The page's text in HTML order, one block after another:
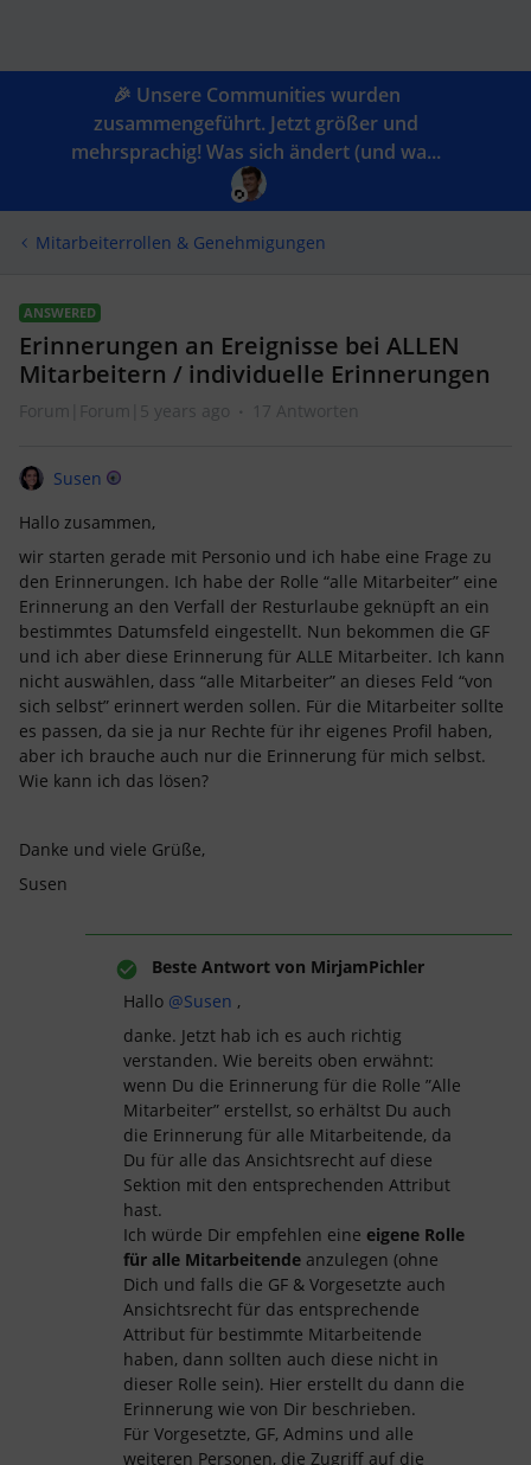
🎉 Unsere Communities wurden
zusammengeführt. Jetzt größer und
mehrsprachig! Was sich ändert (und wa...
Mitarbeiterrollen & Genehmigungen
ANSWERED
Erinnerungen an Ereignisse bei ALLEN
Mitarbeitern / individuelle Erinnerungen
Forum|Forum|5 years ago 17 Antworten
Susen
Hallo zusammen,
wir starten gerade mit Personio und ich habe eine Frage zu
den Erinnerungen. Ich habe der Rolle “alle Mitarbeiter” eine
Erinnerung an den Verfall der Resturlaube geknüpft an ein
bestimmtes Datumsfeld eingestellt. Nun bekommen die GF
und ich aber diese Erinnerung für ALLE Mitarbeiter. Ich kann
nicht auswählen, dass “alle Mitarbeiter” an dieses Feld “von
sich selbst” erinnert werden sollen. Für die Mitarbeiter sollte
es passen, da sie ja nur Rechte für ihr eigenes Profil haben,
aber ich brauche auch nur die Erinnerung für mich selbst.
Wie kann ich das lösen?
Danke und viele Grüße,
Susen
Beste Antwort von MirjamPichler
Hallo @Susen ,
danke. Jetzt hab ich es auch richtig
verstanden. Wie bereits oben erwähnt:
wenn Du die Erinnerung für die Rolle ”Alle
Mitarbeiter” erstellst, so erhältst Du auch
die Erinnerung für alle Mitarbeitende, da
Du für alle das Ansichtsrecht auf diese
Sektion mit den entsprechenden Attribut
hast.
Ich würde Dir empfehlen eine eigene Rolle
für alle Mitarbeitende anzulegen (ohne
Dich und falls die GF & Vorgesetzte auch
Ansichtsrecht für das entsprechende
Attribut für bestimmte Mitarbeitende
haben, dann sollten auch diese nicht in
dieser Rolle sein). Hier erstellt du dann die
Erinnerung wie von Dir beschrieben.
Für Vorgesetzte, GF, Admins und alle
weiteren Personen, die Zugriff auf die